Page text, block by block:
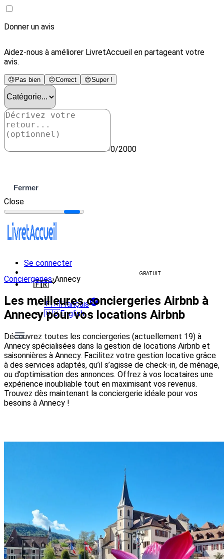
Donner un avis
Aidez-nous à améliorer LivretAccueil en partageant votre
avis.
😞 Pas bien 😐Correct 😍Super !
0/2000
Fermer
Close
Se connecter
GRATUIT
🇫🇷
🇫🇷Français
🇺🇸English
Conciergeries›Annecy
Les meilleures conciergeries Airbnb à
Annecy pour vos locations Airbnb
Découvrez toutes les conciergeries (actuellement 19) à
Annecy spécialisées dans la gestion de locations Airbnb et
saisonnières à Annecy. Facilitez votre gestion locative grâce
à des services adaptés, qu’il s’agisse de check-in, de ménage,
ou d’optimisation des annonces. Offrez à vos locataires une
expérience inoubliable tout en maximisant vos revenus.
Trouvez dès maintenant la conciergerie idéale pour vos
besoins à Annecy !